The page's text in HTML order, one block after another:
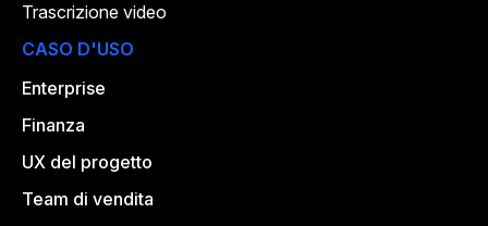
Trascrizione video
CASO D'USO
Enterprise
Finanza
UX del progetto
Team di vendita